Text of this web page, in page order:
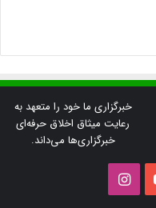
خبرگزاری ما خود را متعهد به
رعایت میثاق اخلاق حرفه‌ای
خبرگزاری‌ها می‌داند.
یوتیوب